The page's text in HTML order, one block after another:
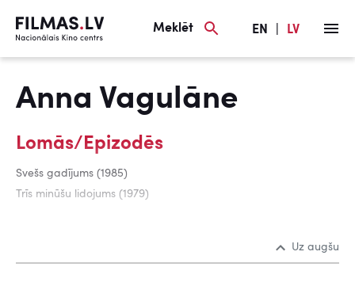
Meklēt EN LV
Anna Vagulāne
Lomās/Epizodēs
Svešs gadījums (1985)
Trīs minūšu lidojums (1979)
Uz augšu